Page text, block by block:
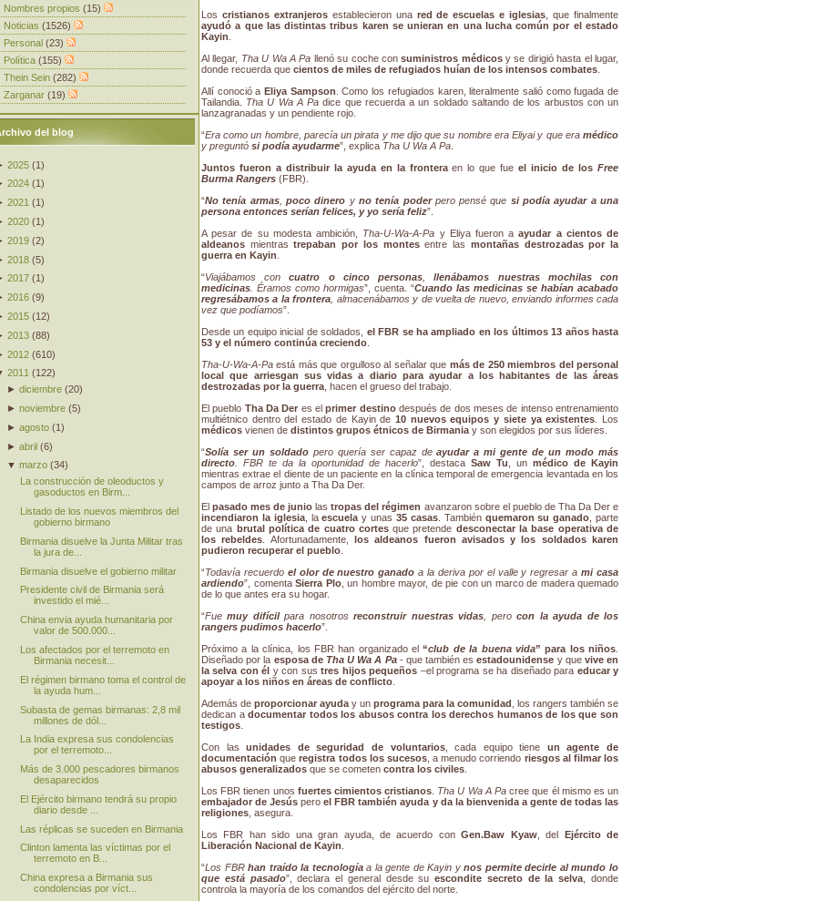
Los cristianos extranjerosestablecieron una red de escuelas e iglesias , que finalmente
ayudó a que las distintas tribus karen se unieran en una lucha común por el estado
Kayin
Al llegar, Tha U Wa A Pa llenó su coche consuministros médicosy se dirigió hasta el lugar,
donde recuerda que cientos de miles de refugiados huían de los intensos combates
Allí conoció aEliya Sampson . Como los refugiados karen, literalmente salió como fugada de
Tailandia. Tha U Wa A Pa dice que recuerda a un soldado saltando de los arbustos con un
lanzagranadas y un pendiente rojo.
“Era como un hombre, parecía un pirata y me dijo que su nombre era Eliyai y que era médico
y preguntó si podía ayudarme”, explica Tha U Wa A Pa
Juntos fueron a distribuir la ayuda en la fronteraen lo que fueel inicio de losFree
Burma Rangers (FBR).
“No tenía armas, poco dinero y no tenía poderpero pensé que si podía ayudar a una
persona entonces serían felices, y yo sería feliz”.
A pesar de su modesta ambición, Tha-U-Wa-A-Pa y Eliya fueron aayudar a cientos de
aldeanos mientrastrepaban por los montesentre las montañas destrozadas por la
guerra en Kayin
“Viajábamos concuatro o cinco personas ,llenábamos nuestras mochilas con
medicinas . Éramos como hormigas”, cuenta. “Cuando las medicinas se habían acabado
regresábamos a la frontera , almacenábamos y de vuelta de nuevo, enviando informes cada
vez que podíamos”.
Desde un equipo inicial de soldados, el FBR se ha ampliado en los últimos 13 años hasta
53 y el número continúa creciendo
Tha-U-Wa-A-Pa está más que orgulloso al señalar que más de 250 miembros del personal
local que arriesgan sus vidas a diario para ayudar a los habitantes de las áreas
destrozadas por la guerra , hacen el grueso del trabajo.
El pueblo Tha Da Der es elprimer destinodespués de dos meses de intenso entrenamiento
multiétnico dentro del estado de Kayin de 10 nuevos equipos y siete ya existentes . Los
médicos vienen de distintos grupos étnicos de Birmania y son elegidos por sus líderes.
“Solía ser un soldadopero quería ser capaz deayudar a mi gente de un modo más
directo . FBR te da la oportunidad de hacerlo”, destaca Saw Tu , un médico de Kayin
mientras extrae el diente de un paciente en la clínica temporal de emergencia levantada en los
campos de arroz junto a Tha Da Der.
Elpasado mes de junio lastropas del régimen avanzaron sobre el pueblo de Tha Da Der e
incendiaron la iglesia, laescuela y unas 35 casas. También quemaron su ganado , parte
de una brutal política de cuatro cortesque pretende desconectar la base operativa de
los rebeldes . Afortunadamente, los aldeanos fueron avisados y los soldados karen
pudieron recuperar el pueblo
“Todavía recuerdo el olor de nuestro ganado a la deriva por el valle y regresar ami casa
ardiendo”, comenta Sierra Plo, un hombre mayor, de pie con un marco de madera quemado
de lo que antes era su hogar.
“Fuemuy difícilpara nosotrosreconstruir nuestras vidas , perocon la ayuda de los
rangers pudimos hacerlo”.
Próximo a la clínica, los FBR han organizado el“club de la buena vida” para los niños
Diseñado por la esposa de Tha U Wa A Pa- que también esestadounidense y que vive en
la selva con él y con sustres hijos pequeños –el programa se ha diseñado para educar y
apoyar a los niños en áreas de conflicto
Además de proporcionar ayuda y un programa para la comunidad , los rangers también se
dedican adocumentar todos los abusos contra los derechos humanos de los que son
testigos
Con lasunidades de seguridad de voluntarios, cada equipo tiene un agente de
documentación queregistra todos los sucesos, a menudo corriendo riesgos al filmar los
abusos generalizados que se cometen contra los civiles
Los FBR tienen unos fuertes cimientos cristianos Tha U Wa A Pacree que él mismo es un
embajador de Jesús peroel FBR también ayuda y da la bienvenida a gente de todas las
religiones , asegura.
Los FBR han sido una gran ayuda, de acuerdo conGen.Baw Kyaw, del Ejército de
Liberación Nacional de Kayin
“Los FBRhan traído la tecnologíaa la gente de Kayin ynos permite decirle al mundo lo
que está pasado”, declara el general desde suescondite secreto de la selva , donde
controla la mayoría de los comandos del ejército del norte.
Nombres propios (15)
Noticias (1526)
Personal (23)
Política (155)
Thein Sein (282)
Zarganar (19)
del blog
2025 (1)
2024 (1 )
2021 (1)
2020 (1)
2019 (2)
2018 (5)
2017 (1 )
2016 (9)
2015 (12)
2013 (88)
2012 (610)
2011 (122)
►diciembre (20)
►noviembre (5)
►agosto (1)
►abril (6)
▼marzo (34)
La construcción de oleoductos y
gasoductos en Birm...
Listado de los nuevos miembros del
gobierno birmano
Birmania disuelve la Junta Militar tras
la jura de...
Birmania disuelve el gobierno militar
Presidente civil de Birmania será
investido el mié...
China envia ayuda humanitaria por
valor de 500.000...
Los afectados por el terremoto en
Birmania necesit...
El régimen birmano toma el control de
la ayuda hum...
Subasta de gemas birmanas: 2,8 mil
millones de dól...
La India expresa sus condolencias
por el terremoto...
Más de 3.000 pescadores birmanos
desaparecidos
El Ejército birmano tendrá su propio
diario desde ...
Las réplicas se suceden en Birmania
Clinton lamenta las víctimas por el
terremoto en B...
China expresa a Birmania sus
condolencias por víct...